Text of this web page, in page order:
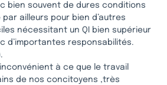
bien souvent de dures conditions
par ailleurs pour bien d’autres
nécessitant un QI bien supérieur
d’importantes responsabilités.
à ce que le travail
de nos concitoyens ,très